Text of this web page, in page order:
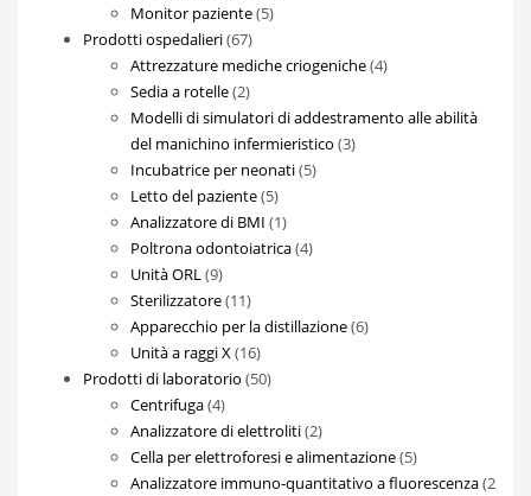
Monitor paziente 55
Prodotti ospedalieri 6767
prodotti
Attrezzature mediche criogeniche 44
Sedia a rotelle 22
prodotti
Modelli di simulatori di addestramento alle abilità
del manichino infermieristico 33
Incubatrice per neonati 55
Letto del paziente 55
prodotti
Analizzatore di BMI 11
prodotto
Poltrona odontoiatrica 44
Unità ORL 99
prodotti
Sterilizzatore 1111
prodotti
Apparecchio per la distillazione 66
Unità a raggi X 1616
prodotti
Prodotti di laboratorio 5050
Centrifuga 44
prodotti
Analizzatore di elettroliti 22
prodotti
Cella per elettroforesi e alimentazione 55
prodotti
Analizzatore immuno-quantitativo a fluorescenza 2